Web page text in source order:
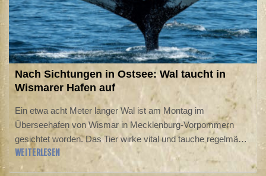
Nach Sichtungen in Ostsee: Wal taucht in
Wismarer Hafen auf
Ein etwa acht Meter langer Wal ist am Montag im
Überseehafen von Wismar in Mecklenburg-Vorpommern
gesichtet worden. Das Tier wirke vital und tauche regelmäßig
auf und wieder ab, teilte das Landesumweltministerium in
Schwerin mit. Die Lage werde fortlaufend beobachtet und
WEITERLESEN